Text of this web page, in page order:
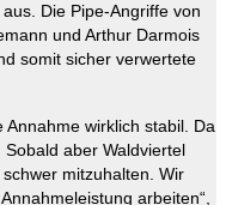
Die Pipe-Angriffe von
und Arthur Darmois
somit sicher verwertete
Annahme wirklich stabil. Da
aber Waldviertel
mitzuhalten. Wir
arbeiten“,